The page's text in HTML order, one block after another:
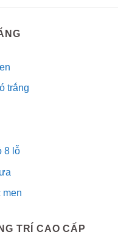
trắng
8 lỗ
men
TRÍ CAO CẤP